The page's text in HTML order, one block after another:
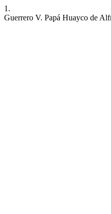
1.
Guerrero V. Papá Huayco de